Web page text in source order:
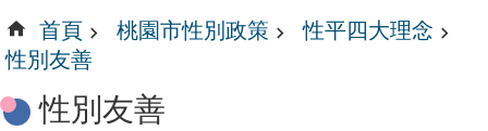
:::
首頁 桃園市性別政策
性平四大理念
性別友善
性別友善